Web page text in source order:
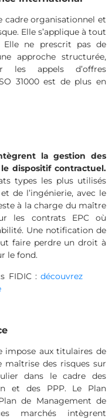
cadre organisationnel et
Elle s’applique à tout
Elle ne prescrit pas de
approche structurée,
les appels d’offres
31000 est de plus en
la gestion des
dispositif contractuel.
types les plus utilisés
de l’ingénierie, avec le
à la charge du maître
les contrats EPC où
Une notification de
faire perdre un droit à
le fond.
FIDIC : découvrez
impose aux titulaires de
des risques sur
dans le cadre des
et des PPP. Le Plan
de Management de
marchés intègrent